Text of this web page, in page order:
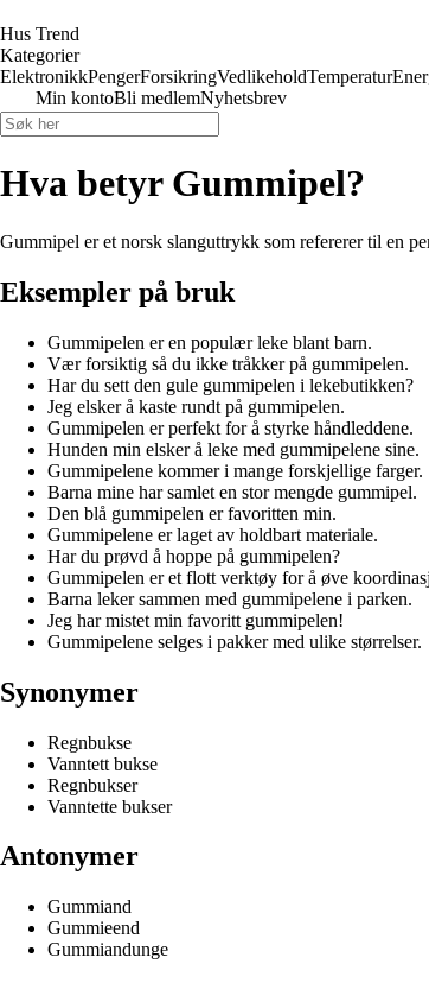
Hus Trend
Kategorier
ElektronikkPengerForsikringVedlikeholdTemperatur
Min kontoBli medlemNyhetsbrev
Hva betyr Gummipel?
Gummipel er et norsk slanguttrykk som refererer til en
Eksempler på bruk
Gummipelen er en populær leke blant barn.
Vær forsiktig så du ikke tråkker på gummipelen.
Har du sett den gule gummipelen i lekebutikken?
Jeg elsker å kaste rundt på gummipelen.
Gummipelen er perfekt for å styrke håndleddene.
Hunden min elsker å leke med gummipelene sine.
Gummipelene kommer i mange forskjellige farger.
Barna mine har samlet en stor mengde gummipel.
Den blå gummipelen er favoritten min.
Gummipelene er laget av holdbart materiale.
Har du prøvd å hoppe på gummipelen?
Gummipelen er et flott verktøy for å øve
Barna leker sammen med gummipelene i parken.
Jeg har mistet min favoritt gummipelen!
Gummipelene selges i pakker med ulike størrelser.
Synonymer
Regnbukse
Vanntett bukse
Regnbukser
Vanntette bukser
Antonymer
Gummiand
Gummieend
Gummiandunge